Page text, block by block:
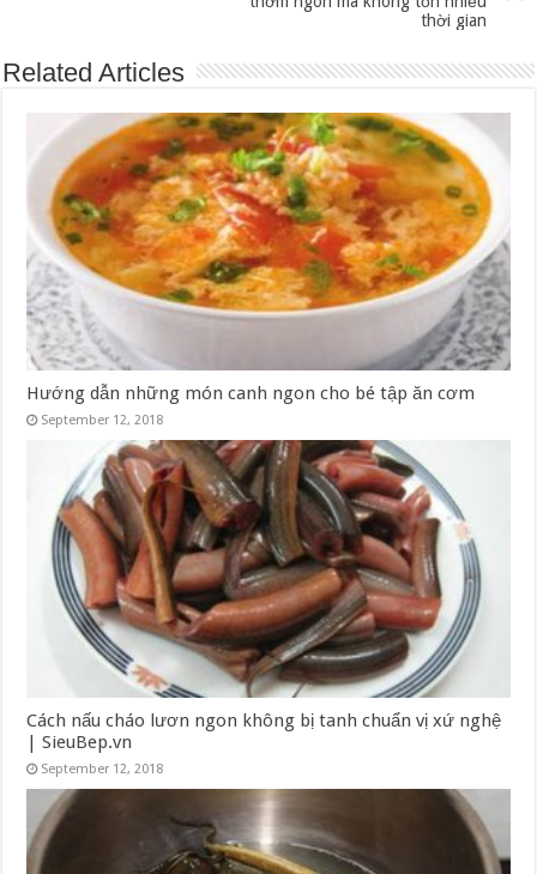
thời gian
Related Articles
Hướng dẫn những món canh ngon cho bé tập ăn cơm
September 12, 2018
Cách nấu cháo lươn ngon không bị tanh chuẩn vị xứ nghệ
| SieuBep.vn
September 12, 2018